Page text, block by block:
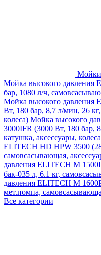
Мойки
Мойка высокого давления
бар, 1080 л/ч,
Мойка высокого давления
Вт, 180 бар, 8,7 л/мин, 26
колеса) Мойка высокого
3000IFR (3000 Вт, 180 бар,
катушка, аксессуары,
ELITECH HD HPW 3500
самовсасывающая,
давления ELITECH M
бак-035 л, 6.1 кг,
давления ELITECH М
мет.помпа,
Все категории